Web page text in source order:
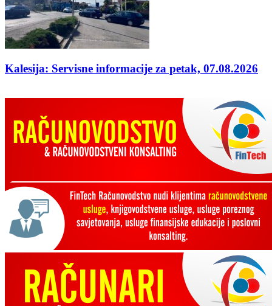
Kalesija: Servisne informacije za petak, 07.08.2026